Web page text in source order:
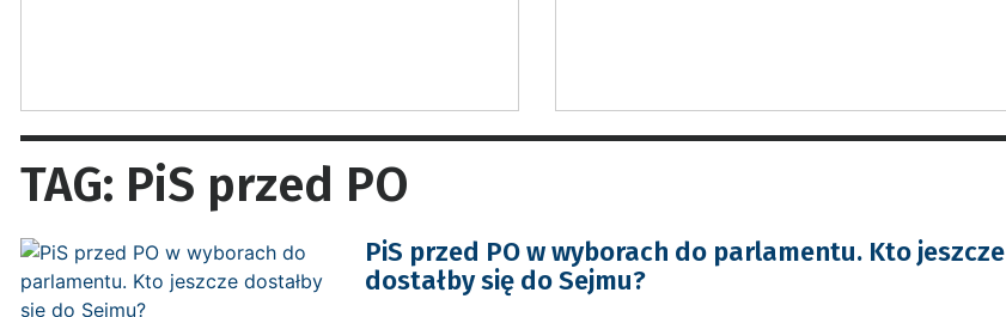
TAG: PiS przed PO
PiS przed PO w wyborach do parlamentu. Kto jeszcze
dostałby się do Sejmu?